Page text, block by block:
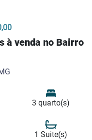
à venda no Bairro
3 quarto(s)
1 Suite(s)